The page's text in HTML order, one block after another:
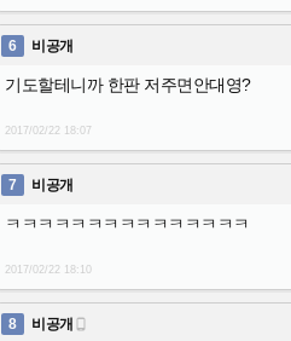
6 비공개
기도할테니까 한판 저주면안대영?
2017/02/22 18:07
7 비공개
ㅋㅋㅋㅋㅋㅋㅋㅋㅋㅋㅋㅋㅋㅋㅋ
2017/02/22 18:10
8 비공개 